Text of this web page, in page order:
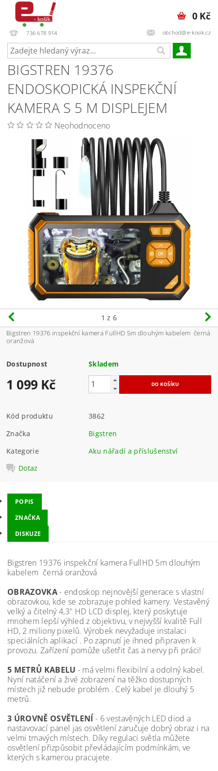
736 678 914 obchod@e-kosik.cz
0 Kč
BIGSTREN 19376
ENDOSKOPICKÁ INSPEKČNÍ
KAMERA S 5 M DISPLEJEM
Neohodnoceno
1 z 6
Bigstren 19376 inspekční kamera FullHD 5m dlouhým kabelem černá
oranžová
Dostupnost Skladem
1 099 Kč
Kód produktu
3862
Značka
Bigstren
Kategorie
Aku nářadí a příslušenství
Dotaz
POPIS
ZNAČKA
DISKUZE
Bigstren 19376 inspekční kamera FullHD 5m dlouhým
kabelem černá oranžová
OBRAZOVKA- endoskop nejnovější generace s vlastní
obrazovkou, kde se zobrazuje pohled kamery. Vestavěný
velký a čitelný 4,3" HD LCD displej, který poskytuje
mnohem lepší výhled z objektivu, v nejvyšší kvalitě Full
HD, 2 miliony pixelů. Výrobek nevyžaduje instalaci
speciálních aplikací . Po zapnutí je ihned připraven k
provozu. Zařízení pomůže ušetřit čas a nervy při práci!
5 METRŮ KABELU - má velmi flexibilní a odolný kabel.
Nyní natáčení a živé zobrazení na těžko dostupných
místech již nebude problém . Celý kabel je dlouhý 5
metrů.
3 ÚROVNĚ OSVĚTLENÍ - 6 vestavěných LED diod a
nastavovací panel jas osvětlení zaručuje dobrý obraz i na
velmi tmavých místech. Díky regulaci světla můžete
osvětlení přizpůsobit převládajícím podmínkám, ve
kterých s kamerou pracujete.